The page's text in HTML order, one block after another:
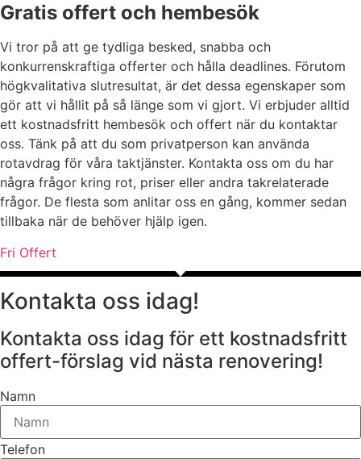
Gratis offert och hembesök
Vi tror på att ge tydliga besked, snabba och
konkurrenskraftiga offerter och hålla deadlines. Förutom
högkvalitativa slutresultat, är det dessa egenskaper som
gör att vi hållit på så länge som vi gjort. Vi erbjuder alltid
ett kostnadsfritt hembesök och offert när du kontaktar
oss. Tänk på att du som privatperson kan använda
rotavdrag för våra taktjänster. Kontakta oss om du har
några frågor kring rot, priser eller andra takrelaterade
frågor. De flesta som anlitar oss en gång, kommer sedan
tillbaka när de behöver hjälp igen.
Fri Offert
Kontakta oss idag!
Kontakta oss idag för ett kostnadsfritt
offert-förslag vid nästa renovering!
Namn
Telefon